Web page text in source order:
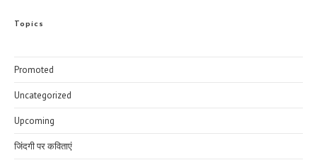
Topics
Promoted
Uncategorized
Upcoming
जिंदगी पर कविताएं